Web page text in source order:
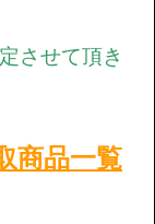
させて頂き
商品一覧